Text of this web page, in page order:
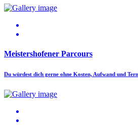
Meistershofener Parcours
Du würdest dich gerne ohne Kosten, Aufwand und